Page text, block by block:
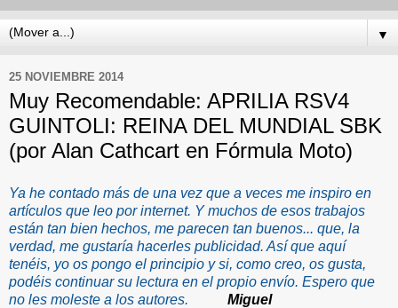
▼
25 NOVIEMBRE 2014
Muy Recomendable: APRILIA RSV4
GUINTOLI: REINA DEL MUNDIAL SBK
(por Alan Cathcart en Fórmula Moto)
Ya he contado más de una vez que a veces me inspiro en
artículos que leo por internet. Y muchos de esos trabajos
están tan bien hechos, me parecen tan buenos... que, la
verdad, me gustaría hacerles publicidad. Así que aquí
tenéis, yo os pongo el principio y si, como creo, os gusta,
podéis continuar su lectura en el propio envío. Espero que
no les moleste a los autores.
Miguel